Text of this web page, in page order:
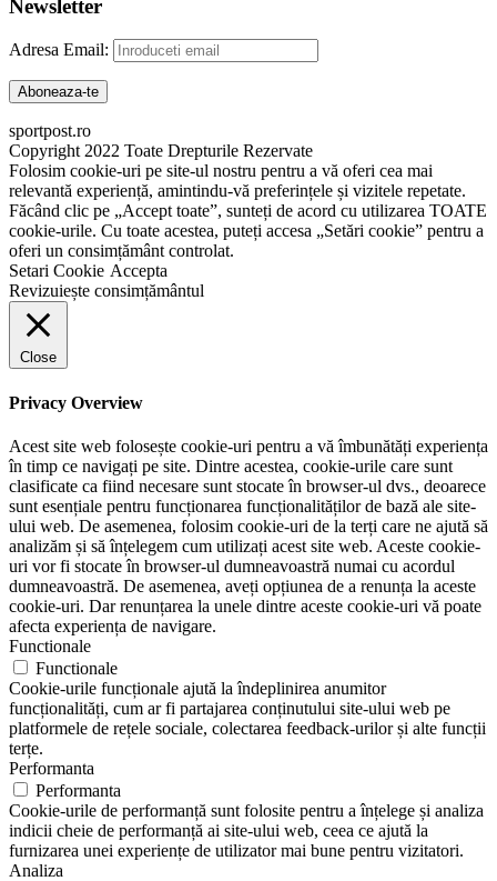
Newsletter
Adresa Email:
sportpost.ro
Copyright 2022 Toate Drepturile Rezervate
Folosim cookie-uri pe site-ul nostru pentru a vă oferi cea mai
relevantă experiență, amintindu-vă preferințele și vizitele repetate.
Făcând clic pe „Accept toate”, sunteți de acord cu utilizarea TOATE
cookie-urile. Cu toate acestea, puteți accesa „Setări cookie” pentru a
oferi un consimțământ controlat.
Setari Cookie Accepta
Revizuiește consimțământul
Close
Privacy Overview
Acest site web folosește cookie-uri pentru a vă îmbunătăți experiența
în timp ce navigați pe site. Dintre acestea, cookie-urile care sunt
clasificate ca fiind necesare sunt stocate în browser-ul dvs., deoarece
sunt esențiale pentru funcționarea funcționalităților de bază ale site-
ului web. De asemenea, folosim cookie-uri de la terți care ne ajută să
analizăm și să înțelegem cum utilizați acest site web. Aceste cookie-
uri vor fi stocate în browser-ul dumneavoastră numai cu acordul
dumneavoastră. De asemenea, aveți opțiunea de a renunța la aceste
cookie-uri. Dar renunțarea la unele dintre aceste cookie-uri vă poate
afecta experiența de navigare.
Functionale
Functionale
Cookie-urile funcționale ajută la îndeplinirea anumitor
funcționalități, cum ar fi partajarea conținutului site-ului web pe
platformele de rețele sociale, colectarea feedback-urilor și alte funcții
terțe.
Performanta
Performanta
Cookie-urile de performanță sunt folosite pentru a înțelege și analiza
indicii cheie de performanță ai site-ului web, ceea ce ajută la
furnizarea unei experiențe de utilizator mai bune pentru vizitatori.
Analiza